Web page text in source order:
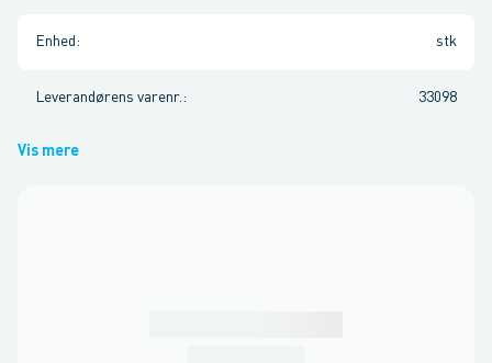
Enhed : stk
Leverandørens varenr. : 33098
Vis mere